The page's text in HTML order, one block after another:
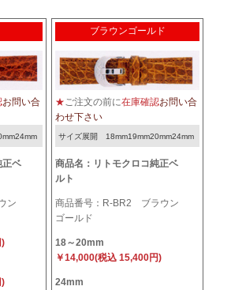
お問い合
正ベ
ン
)
)
ブラウンゴールド
★ご注文の前に在庫確認お問い合
わせ下さい
サイズ展開 18mm19mm20mm24mm
商品名：リトモクロコ純正ベ
ルト
商品番号：R-BR2 ブラウン
ゴールド
18～20mm
￥14,000(税込 15,400円)
24mm